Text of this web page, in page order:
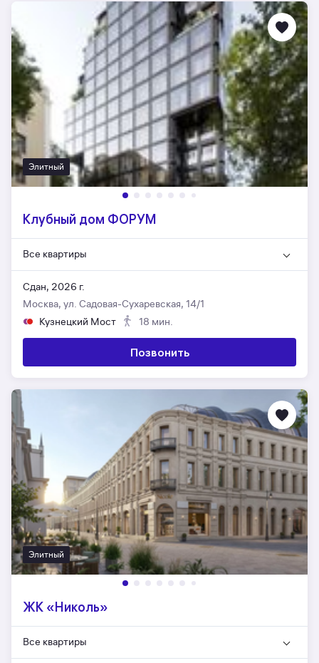
Элитный
Клубный дом ФОРУМ
Все квартиры
Сдан, 2026 г.
Москва, ул. Садовая-Сухаревская, 14/1
Кузнецкий Мост
18 мин.
Позвонить
Элитный
ЖК «Николь»
Все квартиры